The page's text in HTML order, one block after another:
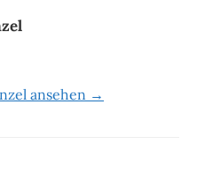
ansehen →